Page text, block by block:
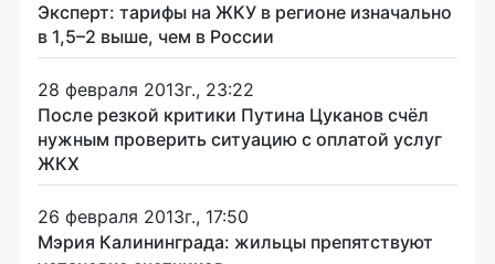
Эксперт: тарифы на ЖКУ в регионе изначально
в 1,5–2 выше, чем в России
28 февраля 2013г., 23:22
После резкой критики Путина Цуканов счёл
нужным проверить ситуацию с оплатой услуг
ЖКХ
26 февраля 2013г., 17:50
Мэрия Калининграда: жильцы препятствуют